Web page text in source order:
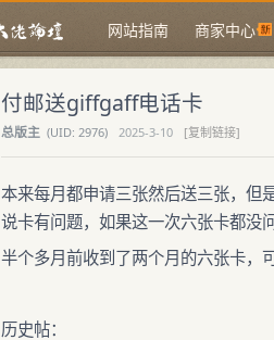
网站指南 商家中心
付邮送giffgaff电话卡
总版主 (UID: 2976) 2025-3-10
[复制链接]
本来每月都申请三张然后送三张，但
说卡有问题，如果这一次六张卡都没
半个多月前收到了两个月的六张卡，
历史帖：